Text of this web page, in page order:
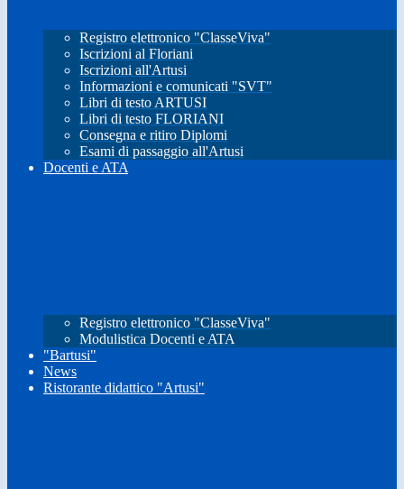
Registro elettronico "ClasseViva"
Iscrizioni al Floriani
Iscrizioni all'Artusi
Informazioni e comunicati "SVT"
Libri di testo ARTUSI
Libri di testo FLORIANI
Consegna e ritiro Diplomi
Esami di passaggio all'Artusi
Docenti e ATA
Registro elettronico "ClasseViva"
Modulistica Docenti e ATA
"Bartusi"
News
Ristorante didattico "Artusi"